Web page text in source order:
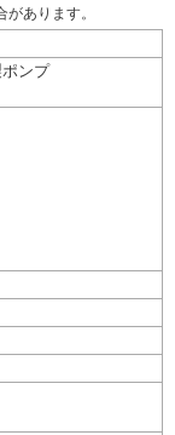
あります。
ンプ